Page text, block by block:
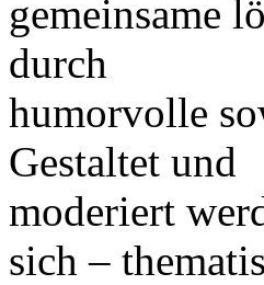
gemeinsame
durch
humorvolle
Gestaltet und
moderiert
sich –